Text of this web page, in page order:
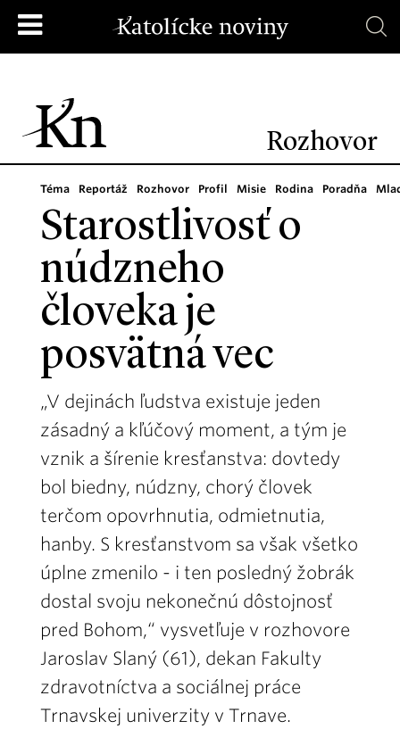
Rozhovor
Téma Reportáž Rozhovor Profil Misie Rodina Poradňa
Starostlivosť o
núdzneho
človeka je
posvätná vec
„V dejinách ľudstva existuje jeden
zásadný a kľúčový moment, a tým je
vznik a šírenie kresťanstva: dovtedy
bol biedny, núdzny, chorý človek
terčom opovrhnutia, odmietnutia,
hanby. S kresťanstvom sa však všetko
úplne zmenilo - i ten posledný žobrák
dostal svoju nekonečnú dôstojnosť
pred Bohom,“ vysvetľuje v rozhovore
Jaroslav Slaný (61), dekan Fakulty
zdravotníctva a sociálnej práce
Trnavskej univerzity v Trnave.